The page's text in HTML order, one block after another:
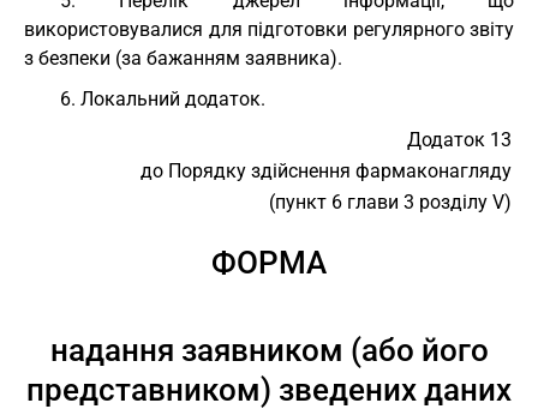
використовувалися для підготовки регулярного звіту
з безпеки (за бажанням заявника).
6. Локальний додаток.
Додаток 13
до Порядку здійснення фармаконагляду
(пункт 6 глави 3 розділу V)
ФОРМА
надання заявником (або його
представником) зведених даних